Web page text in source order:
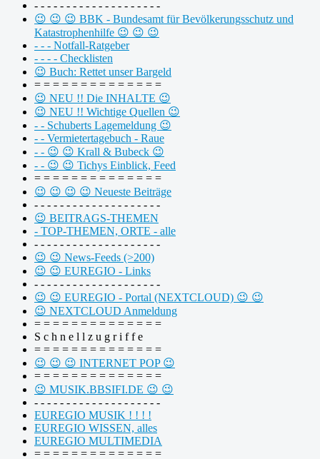
- - - - - - - - - - - - - - - - - - - -
😉 😉 😉 BBK - Bundesamt für Bevölkerungsschutz und
Katastrophenhilfe 😉 😉 😉
- - - Notfall-Ratgeber
- - - - Checklisten
😉 Buch: Rettet unser Bargeld
= = = = = = = = = = = = = =
😉 NEU !! Die INHALTE 😉
😉 NEU !! Wichtige Quellen 😉
- - Schuberts Lagemeldung 😉
- - Vermietertagebuch - Raue
- - 😉 😉 Krall & Bubeck 😉
- - 😉 😉 Tichys Einblick, Feed
= = = = = = = = = = = = = =
😉 😉 😉 😉 Neueste Beiträge
- - - - - - - - - - - - - - - - - - - -
😉 BEITRAGS-THEMEN
- TOP-THEMEN, ORTE - alle
- - - - - - - - - - - - - - - - - - - -
😉 😉 News-Feeds (>200)
😉 😉 EUREGIO - Links
- - - - - - - - - - - - - - - - - - - -
😉 😉 EUREGIO - Portal (NEXTCLOUD) 😉 😉
😉 NEXTCLOUD Anmeldung
= = = = = = = = = = = = = =
S c h n e l l z u g r i f f e
= = = = = = = = = = = = = =
😉 😉 😉 INTERNET POP 😉
= = = = = = = = = = = = = =
😉 MUSIK.BBSIFI.DE 😉 😉
- - - - - - - - - - - - - - - - - - - -
EUREGIO MUSIK ! ! ! !
EUREGIO WISSEN, alles
EUREGIO MULTIMEDIA
= = = = = = = = = = = = = =